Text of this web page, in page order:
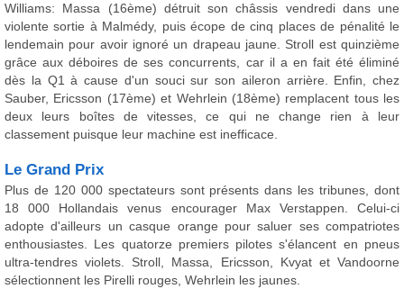
Williams: Massa (16ème) détruit son châssis vendredi dans une
violente sortie à Malmédy, puis écope de cinq places de pénalité le
lendemain pour avoir ignoré un drapeau jaune. Stroll est quinzième
grâce aux déboires de ses concurrents, car il a en fait été éliminé
dès la Q1 à cause d'un souci sur son aileron arrière. Enfin, chez
Sauber, Ericsson (17ème) et Wehrlein (18ème) remplacent tous les
deux leurs boîtes de vitesses, ce qui ne change rien à leur
classement puisque leur machine est inefficace.
Le Grand Prix
Plus de 120 000 spectateurs sont présents dans les tribunes, dont
18 000 Hollandais venus encourager Max Verstappen. Celui-ci
adopte d'ailleurs un casque orange pour saluer ses compatriotes
enthousiastes. Les quatorze premiers pilotes s'élancent en pneus
ultra-tendres violets. Stroll, Massa, Ericsson, Kvyat et Vandoorne
sélectionnent les Pirelli rouges, Wehrlein les jaunes.